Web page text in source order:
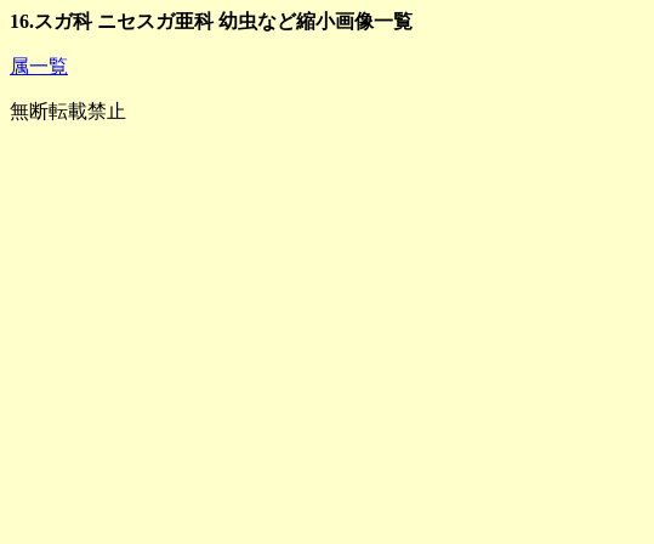
16.スガ科 ニセスガ亜科 幼虫など縮小画像一覧
属一覧
無断転載禁止